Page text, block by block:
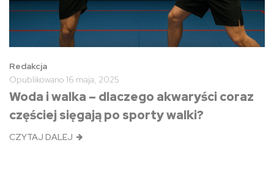
Redakcja
Opublikowano 16 maja, 2025
Woda i walka – dlaczego akwaryści coraz
częściej sięgają po sporty walki?
CZYTAJ DALEJ